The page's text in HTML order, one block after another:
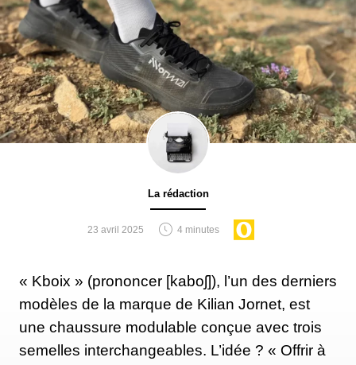
La rédaction
23 avril 2025 4 minutes
« Kboix » (prononcer [kaboʃ]), l’un des derniers
modèles de la marque de Kilian Jornet, est
une chaussure modulable conçue avec trois
semelles interchangeables. L’idée ? « Offrir à